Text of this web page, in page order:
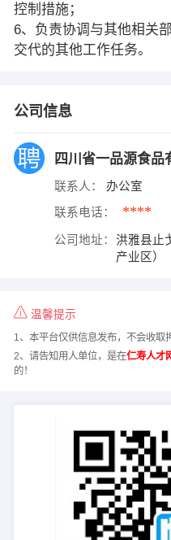
控制措施；
6、负责协调与其他相关
交代的其他工作任务。
公司信息
四川省一品源食品
联系人： 办公室
联系电话： ****
公司地址：
洪雅县止
产业区）
温馨提示
1、本平台仅供信息发布，不会收取
2、请告知用人单位，是在仁寿人才
的！